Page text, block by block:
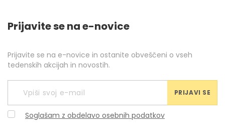
Prijavite se na e-novice
Prijavite se na e-novice in ostanite obveščeni o vseh
tedenskih akcijah in novostih.
PRIJAVI SE
Soglašam z obdelavo osebnih podatkov